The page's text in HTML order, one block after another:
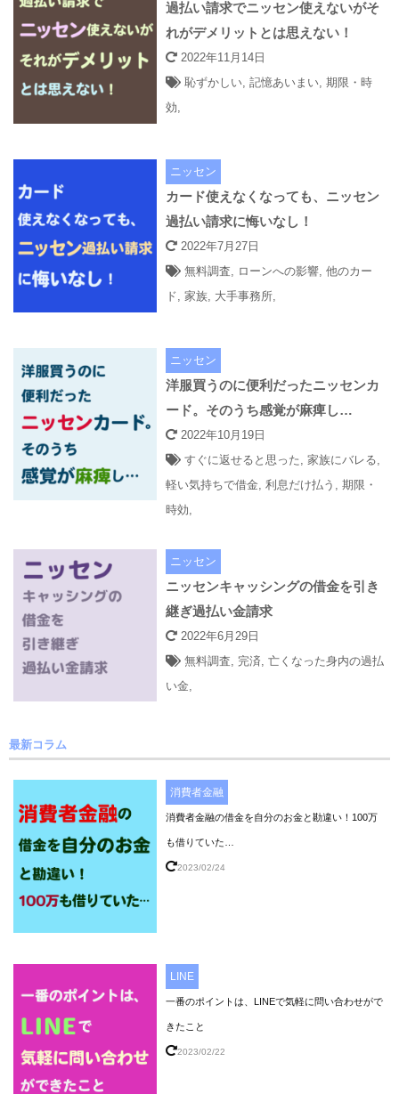
過払い請求でニッセン使えないがそ
れがデメリットとは思えない！
2022年11月14日
恥ずかしい,記憶あいまい,期限・時
効,
ニッセン
カード使えなくなっても、ニッセン
過払い請求に悔いなし！
2022年7月27日
無料調査, ローンへの影響,他のカー
ド,家族, 大手事務所,
ニッセン
洋服買うのに便利だったニッセンカ
ード。そのうち感覚が麻痺し…
2022年10月19日
すぐに返せると思った ,家族にバレる
軽い気持ちで借金 ,利息だけ払う ,期限・
時効
ニッセン
ニッセンキャッシングの借金を引き
継ぎ過払い金請求
2022年6月29日
無料調査
完済 ,亡くなった身内の過払
い金
最新コラム
消費者金融
消費者金融の借金を自分のお金と勘違い！100万
も借りていた…
2023/02/24
LINE
一番のポイントは、LINEで気軽に問い合わせがで
きたこと
2023/02/22